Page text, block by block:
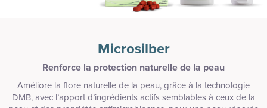
Microsilber
Renforce la protection naturelle de la peau
Améliore la flore naturelle de la peau, grâce à la technologie
DMB, avec l’apport d’ingrédients actifs semblables à ceux de la